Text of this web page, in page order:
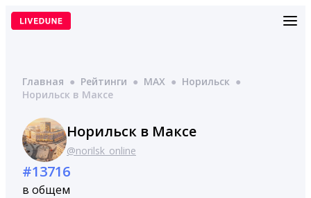
Перейти
Главная ● Рейтинги ● MAX ● Норильск ●
Норильск в Максе
Норильск в Максе
@norilsk_online
#13716
в общем